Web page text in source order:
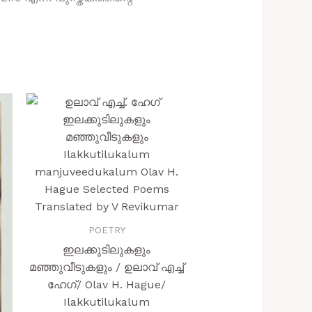
POETRY
ഇലക്കുടിലുകളും
മഞ്ഞുവീടുകളും / ഉലാവ് എച്ച്
ഹേഗ്/ Olav H. Hague/
Ilakkutilukalum